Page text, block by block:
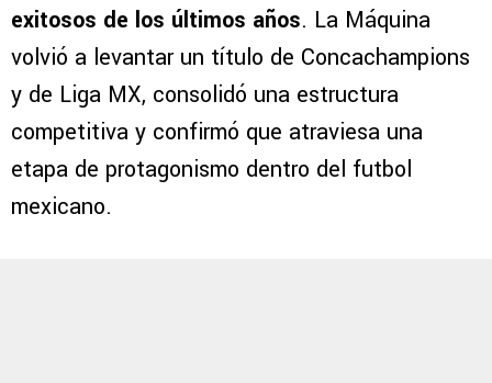
exitosos de los últimos años. La Máquina
volvió a levantar un título de Concachampions
y de Liga MX, consolidó una estructura
competitiva y confirmó que atraviesa una
etapa de protagonismo dentro del futbol
mexicano.